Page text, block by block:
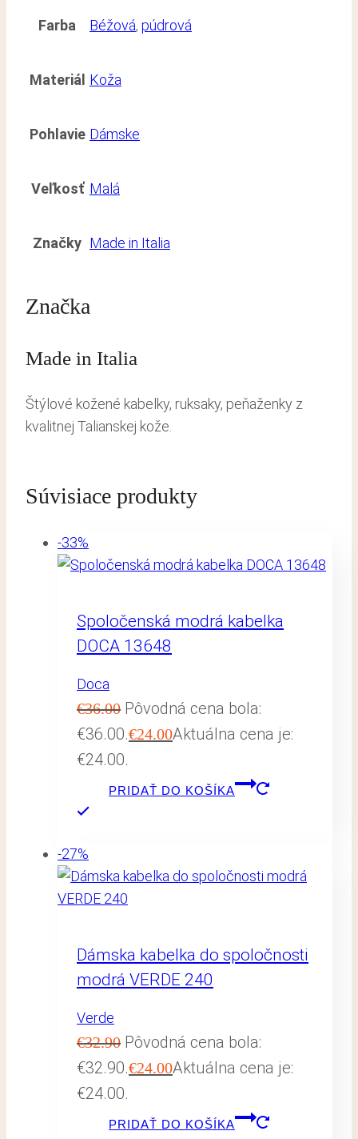
Farba Béžová, púdrová
Materiál Koža
Pohlavie Dámske
Veľkosť Malá
Značky Made in Italia
Značka
Made in Italia
Štýlové kožené kabelky, ruksaky, peňaženky z
kvalitnej Talianskej kože.
Súvisiace produkty
-33%
Spoločenská modrá kabelka
DOCA 13648
Doca
€36.00 Pôvodná cena bola:
€36.00.€24.00Aktuálna cena je:
€24.00.
PRIDAŤ DO KOŠÍKA
-27%
Dámska kabelka do spoločnosti
modrá VERDE 240
Verde
€32.90 Pôvodná cena bola:
€32.90.€24.00Aktuálna cena je:
€24.00.
PRIDAŤ DO KOŠÍKA